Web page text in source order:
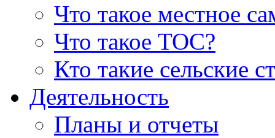
Что такое местное
Что такое ТОС?
Кто такие сельские
Деятельность
Планы и отчеты